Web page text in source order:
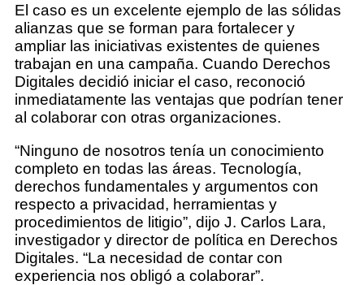
El caso es un excelente ejemplo de las sólidas
alianzas que se forman para fortalecer y
ampliar las iniciativas existentes de quienes
trabajan en una campaña. Cuando Derechos
Digitales decidió iniciar el caso, reconoció
inmediatamente las ventajas que podrían tener
al colaborar con otras organizaciones.
“Ninguno de nosotros tenía un conocimiento
completo en todas las áreas. Tecnología,
derechos fundamentales y argumentos con
respecto a privacidad, herramientas y
procedimientos de litigio”, dijo J. Carlos Lara,
investigador y director de política en Derechos
Digitales. “La necesidad de contar con
experiencia nos obligó a colaborar”.